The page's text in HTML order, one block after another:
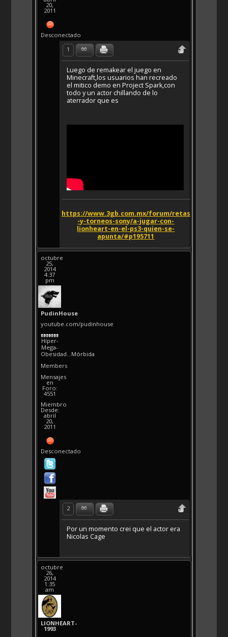
20,
2011
Desconectado
1
Luego de remakear el juego en
Minecraft,los usuarios han recreado
el mitico demo en Project Spark,con
todo y un actor chillando de lo
aterrador que es
https://www.3gb.com.mx/forum/retas
-y-torneos-sony/a-jugar-con-
lionheart-en-el-ps3-quien-se-
apunta/#p195711
octubre
25,
2014
4:37
pm
PudinHouse
youtube.com/pudinhouse
Híper-
Mega-
Obesidad...Mórbida
Members
Mensajes
en
Foro:
4551
Miembro
Desde:
abril
20,
2011
Desconectado
2
Por un momento crei que el actor era
Nicolas Cage
octubre
26,
2014
1:35
am
LIONHEART-
1993